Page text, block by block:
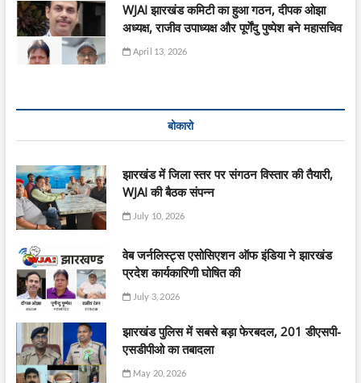
WJAI झारखंड कमिटी का हुआ गठन, दीपक ओझा
अध्यक्ष, राजीव उपाध्यक्ष और पूर्णेंदु पुष्पेश बने महासचिव
April 13, 2026
बोकारो
झारखंड में जिला स्तर पर संगठन विस्तार की तैयारी,
WJAI की बैठक संपन्न
July 10, 2026
वेब जर्नलिस्ट्स एसोसिएशन ऑफ इंडिया ने झारखंड
प्रदेश कार्यकारिणी घोषित की
July 3, 2026
झारखंड पुलिस में सबसे बड़ा फेरबदल, 201 डीएसपी-
एसडीपीओ का तबादला
May 20, 2026